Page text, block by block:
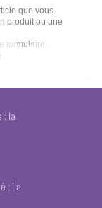
que vous
produit ou une
formulaire.
: la
: La